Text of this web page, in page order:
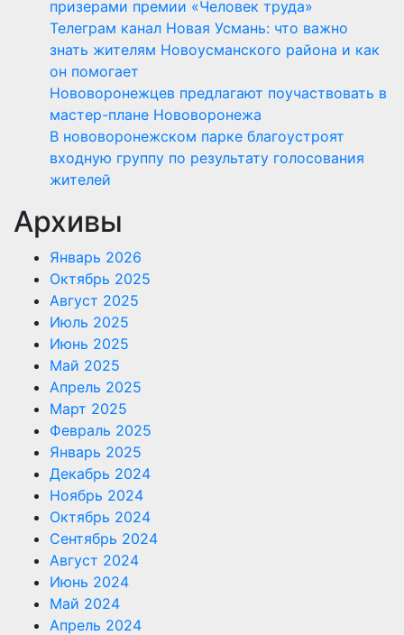
призерами премии «Человек труда»
Телеграм канал Новая Усмань: что важно
знать жителям Новоусманского района и как
он помогает
Нововоронежцев предлагают поучаствовать в
мастер-плане Нововоронежа
В нововоронежском парке благоустроят
входную группу по результату голосования
жителей
Архивы
Январь 2026
Октябрь 2025
Август 2025
Июль 2025
Июнь 2025
Май 2025
Апрель 2025
Март 2025
Февраль 2025
Январь 2025
Декабрь 2024
Ноябрь 2024
Октябрь 2024
Сентябрь 2024
Август 2024
Июнь 2024
Май 2024
Апрель 2024